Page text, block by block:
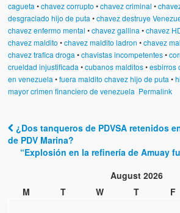
cagueta •chavez corrupto •chavez criminal •
desgraciado hijo de puta •chavez destruye
chavez enfermo mental •chavez gallina •chavez
chavez maldito •chavez maldito ladron •chavez
chavez trafica droga •chavistas incompetentes•
crueldad injustificada •cubanos malditos•esbirros
en venezuela •fuera maldito chavez hijo de puta •
mayor crimen financiero de venezuela Permalink
Post navigation
¿Dos tanqueros de PDVSA retenidos
de PDV Marina?
“Explosión en la refinería de Amuay
August 2026
M
T W T F